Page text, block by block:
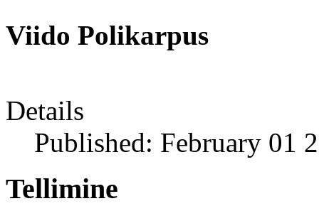
Viido Polikarpus
Details
Published: February 01
Tellimine